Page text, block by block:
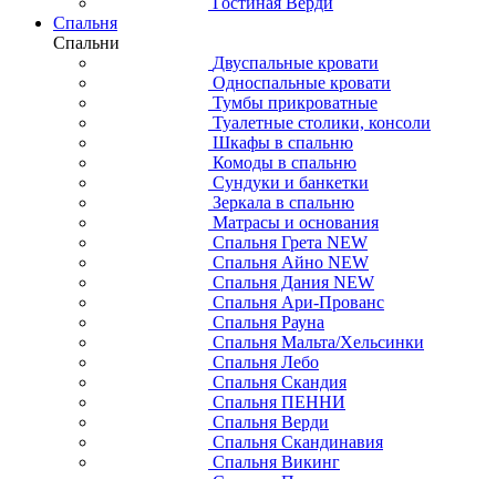
Спальня
Спальни
Двуспальные кровати
Односпальные кровати
Тумбы прикроватные
Туалетные столики, консоли
Шкафы в спальню
Комоды в спальню
Сундуки и банкетки
Зеркала в спальню
Матрасы и основания
Спальня Грета NEW
Спальня Айно NEW
Спальня Дания NEW
Спальня Ари-Прованс
Спальня Рауна
Спальня Мальта/Хельсинки
Спальня Лебо
Спальня Скандия
Спальня ПЕННИ
Спальня Верди
Спальня Скандинавия
Спальня Викинг